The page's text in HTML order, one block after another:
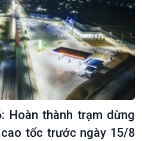
Hoàn thành trạm dừng
tốc trước ngày 15/8